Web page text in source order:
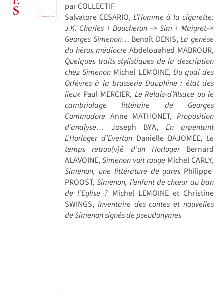
par COLLECTIF
Salvatore CESARIO,L’Homme à la cigarette:
J.K. Charles + Boucheron –> Sim + Maigret–>
Georges Simenon… Benoît DENIS,La genèse
du héros médiocre Abdelouahed MABROUR,
Quelques traits stylistiques de la description
chez Simenon Michel LEMOINE,Du quai des
Orfèvres à la brasserie Dauphine : état des
lieux Paul MERCIER, Le Relais-d’Alsace ou le
cambriolage littéraire de Georges
Commodore Anne MATHONET, Proposition
d’analyse… Joseph BYA, En arpentant
L’Horloger d’Everton Danielle BAJOMÉE, Le
temps retrou(v)é d’un HorlogerBernard
ALAVOINE,Simenon voit rouge Michel CARLY,
Simenon, une littérature de gares Philippe
PROOST,Simenon, l’enfant de chœur au ban
de l’Eglise ? Michel LEMOINE et Christine
SWINGS, Inventaire des contes et nouvelles
de Simenon signés de pseudonymes